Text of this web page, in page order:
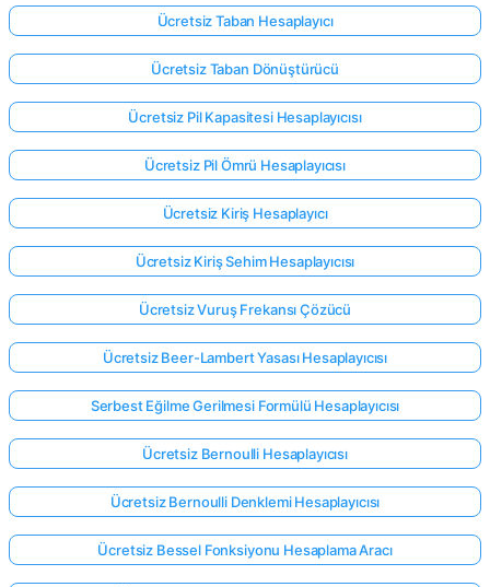
Ücretsiz Taban Hesaplayıcı
Ücretsiz Taban Dönüştürücü
Ücretsiz Pil Kapasitesi Hesaplayıcısı
Ücretsiz Pil Ömrü Hesaplayıcısı
Ücretsiz Kiriş Hesaplayıcı
Ücretsiz Kiriş Sehim Hesaplayıcısı
Ücretsiz Vuruş Frekansı Çözücü
Ücretsiz Beer-Lambert Yasası Hesaplayıcısı
Serbest Eğilme Gerilmesi Formülü Hesaplayıcısı
Ücretsiz Bernoulli Hesaplayıcısı
Ücretsiz Bernoulli Denklemi Hesaplayıcısı
Ücretsiz Bessel Fonksiyonu Hesaplama Aracı